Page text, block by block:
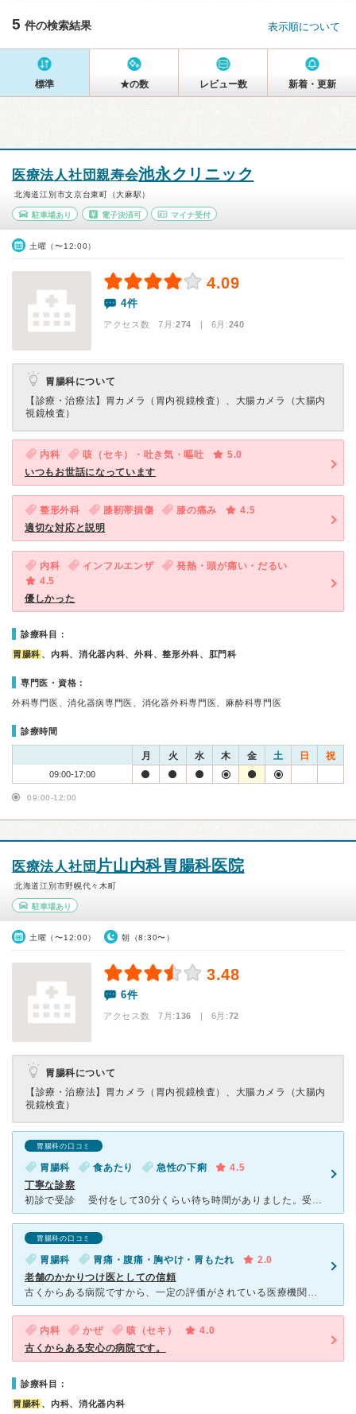
5 件の検索結果 表示順について
標準 ★の数 レビュー数 新着・更新
医療法人社団親寿会池永クリニック
北海道江別市文京台東町（大麻駅）
駐車場あり 電子決済可 マイナ受付
土曜（〜12:00）
4.09
4件
アクセス数 7月:274 | 6月:240
胃腸科について
【診療・治療法】 胃カメラ（胃内視鏡検査）、大腸カメラ（大腸内
視鏡検査）
内科 咳（セキ）・吐き気・嘔吐
5.0
いつもお世話になっています
整形外科 膝靭帯損傷 膝の痛み
4.5
適切な対応と説明
内科 インフルエンザ
発熱・頭が痛い・だるい
4.5
優しかった
診療科目：
胃腸科 、内科、消化器内科、外科、整形外科、肛門科
専門医・資格：
外科専門医、消化器病専門医、消化器外科専門医、麻酔科専門医
診療時間
月 火 水 木 金 土 日 祝
09:00-17:00
09:00-12:00
医療法人社団 片山内科胃腸科医院
北海道江別市野幌代々木町
駐車場あり
土曜（〜12:00） 朝（8:30〜）
3.48
6件
アクセス数 7月:136 | 6月:72
胃腸科について
【診療・治療法】 胃カメラ（胃内視鏡検査）、大腸カメラ（大腸内
視鏡検査）
胃腸科の口コミ
胃腸科 食あたり 急性の下痢
4.5
丁寧な診察
初診で受診 受付をして30分くらい待ち時間がありました。受付の方は優しい対応をしていただきました。 下痢、腹痛で辛いことを伝え、触診、レントゲンをして画像を確認し食あたりの診断。親切、丁寧に診察
胃腸科の口コミ
胃腸科 胃痛・腹痛・胸やけ・胃もたれ
2.0
老舗のかかりつけ医としての信頼
古くからある病院ですから、一定の評価がされている医療機関かと思います。 胃腸科も標榜していますし、事実この医療機関で助かった方も多いかと思います。 誹謗中傷する意図は全くないことをまず。 胃
内科 かぜ 咳（セキ）
4.0
古くからある安心の病院です。
診療科目：
胃腸科 、内科、消化器内科